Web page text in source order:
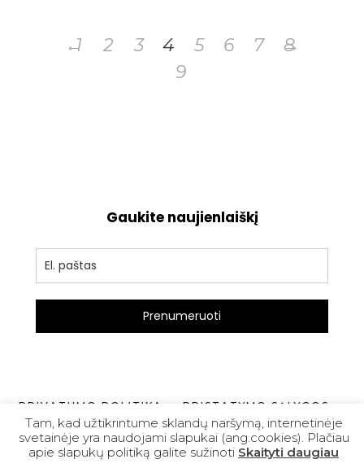
←
1 2 3 4 5 6 7
8
9
→
Gaukite naujienlaiškį
Prenumeruoti
PRIVATUMO POLITIKA
PRISTATYMO SĄLYGOS
GRĄŽINIMO SĄLYGOS
Tam, kad užtikrintume sklandų naršymą, internetinėje
svetainėje yra naudojami slapukai (ang.cookies). Plačiau
apie slapukų politiką galite sužinoti Skaityti daugiau